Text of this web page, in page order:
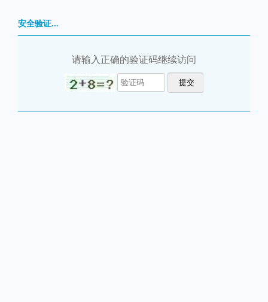
安全验证...
请输入正确的验证码继续访问